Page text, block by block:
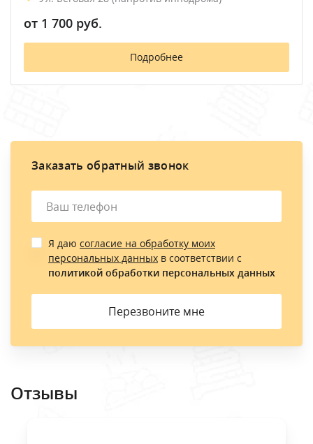
от 1 700 руб.
Подробнее
Заказать обратный звонок
Я даю согласие на обработку моих
персональных данных в соответствии с
политикой обработки персональных данных
Перезвоните мне
Отзывы